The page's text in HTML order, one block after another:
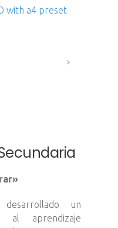
un
al aprendizaje